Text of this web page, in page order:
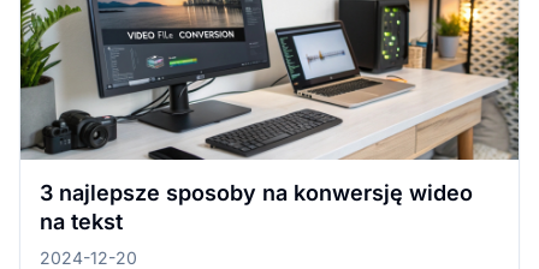
3 najlepsze sposoby na konwersję wideo
na tekst
2024-12-20